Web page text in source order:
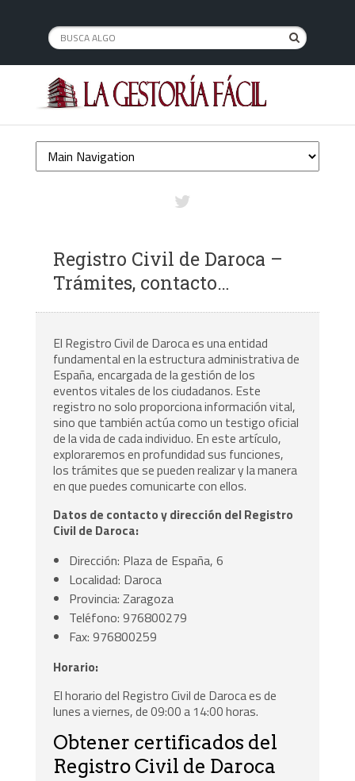
Registro Civil de Daroca –
Trámites, contacto…
El Registro Civil de Daroca es una entidad
fundamental en la estructura administrativa de
España, encargada de la gestión de los
eventos vitales de los ciudadanos. Este
registro no solo proporciona información vital,
sino que también actúa como un testigo oficial
de la vida de cada individuo. En este artículo,
exploraremos en profundidad sus funciones,
los trámites que se pueden realizar y la manera
en que puedes comunicarte con ellos.
Datos de contacto y dirección del Registro
Civil de Daroca:
Dirección: Plaza de España, 6
Localidad: Daroca
Provincia: Zaragoza
Teléfono: 976800279
Fax: 976800259
Horario:
El horario del Registro Civil de Daroca es de
lunes a viernes, de 09:00 a 14:00 horas.
Obtener certificados del
Registro Civil de Daroca